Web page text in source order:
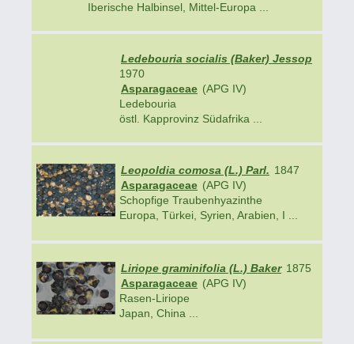
Iberische Halbinsel, Mittel-Europa ...
Ledebouria socialis (Baker) Jessop
1970
Asparagaceae (APG IV)
Ledebouria
östl. Kapprovinz Südafrika ...
Leopoldia comosa (L.) Parl. 1847
Asparagaceae (APG IV)
Schopfige Traubenhyazinthe
Europa, Türkei, Syrien, Arabien, I ...
Liriope graminifolia (L.) Baker 1875
Asparagaceae (APG IV)
Rasen-Liriope
Japan, China ...